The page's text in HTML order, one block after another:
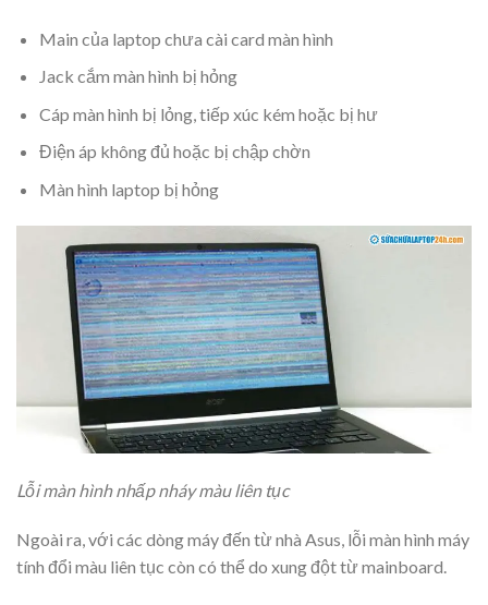
Main của laptop chưa cài card màn hình
Jack cắm màn hình bị hỏng
Cáp màn hình bị lỏng, tiếp xúc kém hoặc bị hư
Điện áp không đủ hoặc bị chập chờn
Màn hình laptop bị hỏng
Lỗi màn hình nhấp nháy màu liên tục
Ngoài ra, với các dòng máy đến từ nhà Asus, lỗi màn hình máy
tính đổi màu liên tục còn có thể do xung đột từ mainboard.